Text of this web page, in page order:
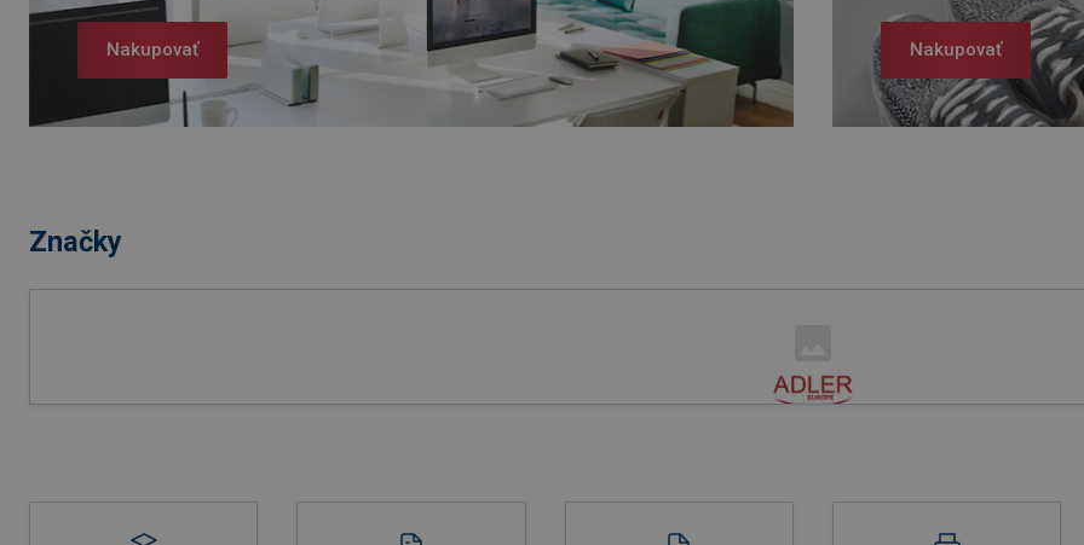
Nakupovať Nakupovať
Značky